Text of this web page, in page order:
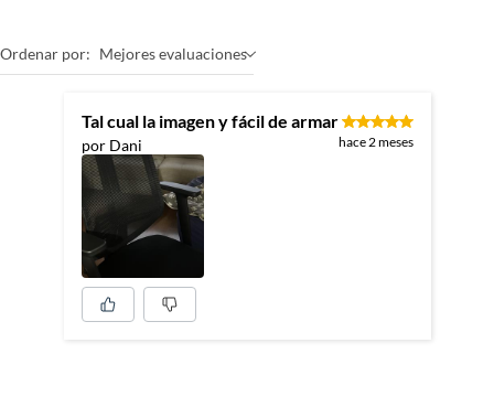
Ordenar por: Mejores evaluaciones
Tal cual la imagen y fácil de armar
por Dani hace 2 meses